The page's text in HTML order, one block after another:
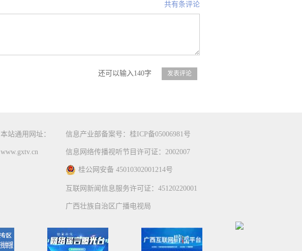
共有条评论
还可以输入140字
本站通用网址：
www.gxtv.cn
信息产业部备案号：桂ICP备05006981号
信息网络传播视听节目许可证：2002007
桂公网安备 45010302001214号
互联网新闻信息服务许可证：45120220001
广西壮族自治区广播电视局